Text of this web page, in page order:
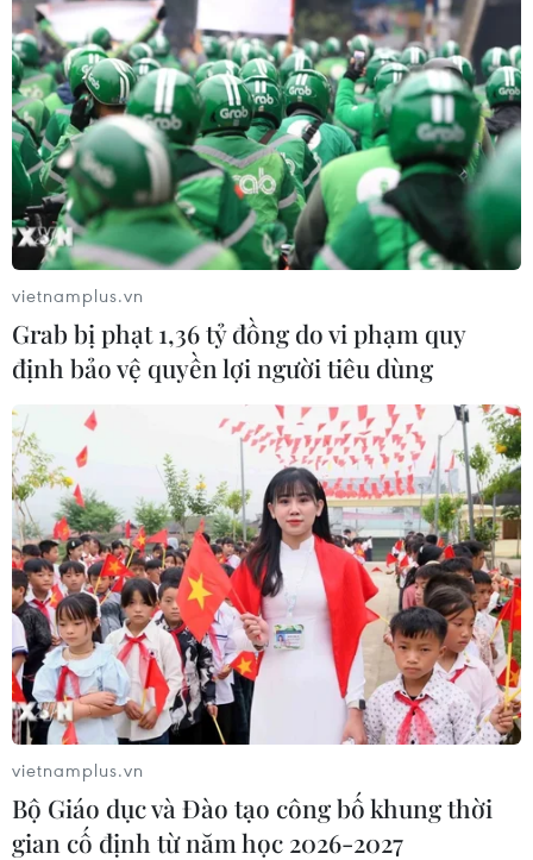
vietnamplus.vn
Grab bị phạt 1,36 tỷ đồng do vi phạm quy
định bảo vệ quyền lợi người tiêu dùng
vietnamplus.vn
Bộ Giáo dục và Đào tạo công bố khung thời
gian cố định từ năm học 2026-2027